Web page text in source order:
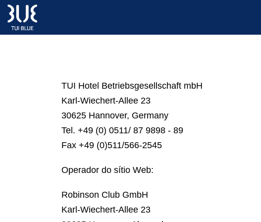
TUI Hotel Betriebsgesellschaft mbH
Karl-Wiechert-Allee 23
30625 Hannover, Germany
Tel. +49 (0) 0511/ 87 9898 - 89
Fax +49 (0)511/566-2545
Operador do sítio Web:
Robinson Club GmbH
Karl-Wiechert-Allee 23